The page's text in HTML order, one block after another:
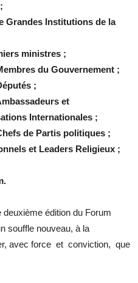
Grandes Institutions de la
ministres ;
du Gouvernement ;
;
et
Internationales ;
de Partis politiques ;
et Leaders Religieux ;
édition du Forum
souffle nouveau, à la
avec force et conviction, que